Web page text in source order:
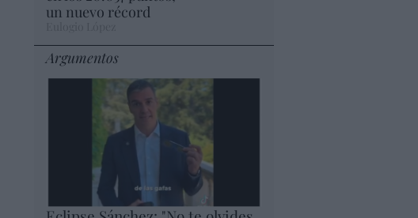
un nuevo récord
Argumentos